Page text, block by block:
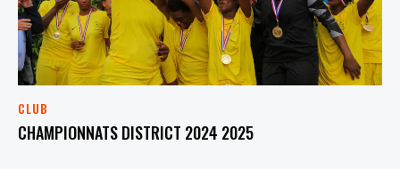
CLUB
CHAMPIONNATS DISTRICT 2024 2025